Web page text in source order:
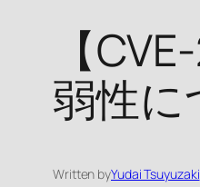
【
弱性に
Written byYudai Tsuyuzaki